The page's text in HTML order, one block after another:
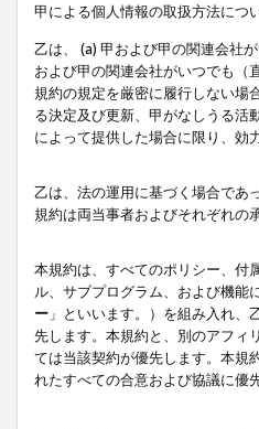
甲による個人情報の取扱方法につ
乙は、 (a) 甲および甲の関連会社
および甲の関連会社がいつでも（
規約の規定を厳密に履行しない場
る決定及び更新、甲がなしうる活
によって提供した場合に限り、効
乙は、法の運用に基づく場合であ
規約は両当事者およびそれぞれの
本規約は、すべてのポリシー、付
ル、サブプログラム、および機能
ー 」といいます。）を組み入れ
先します。本規約と、別のアフィ
ては当該契約が優先します。本規
れたすべての合意および協議に優